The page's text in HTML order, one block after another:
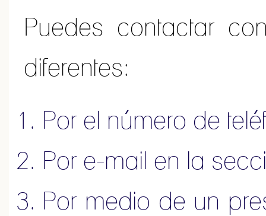
Puedes contactar
diferentes:
Por el número de
Por e-mail en la
Por medio de un